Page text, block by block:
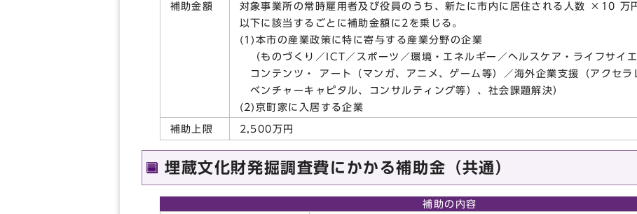
補助金額
対象事業所の常時雇用者及び役員のうち、新たに市内に居住される人数 ×10
以下に該当するごとに補助金額に2を乗じる。
(1)本市の産業政策に特に寄与する産業分野の企業
（ものづくり／ICT／スポーツ／環境・エネルギー／ヘルスケア・ライフサイ
コンテンツ・ アート（マンガ、アニメ、ゲーム等）／海外企業支援（アクセラ
ベンチャーキャピタル、コンサルティング等）、社会課題解決）
(2)京町家に入居する企業
補助上限 2,500万円
埋蔵文化財発掘調査費にかかる補助金（共通）
補助の内容